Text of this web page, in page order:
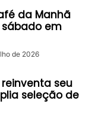
da Manhã
em
de 2026
seu
seleção de